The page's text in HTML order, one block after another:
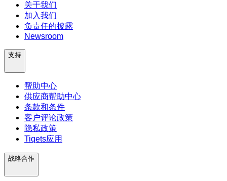
关于我们
加入我们
负责任的披露
Newsroom
支持
帮助中心
供应商帮助中心
条款和条件
客户评论政策
隐私政策
Tiqets应用
战略合作